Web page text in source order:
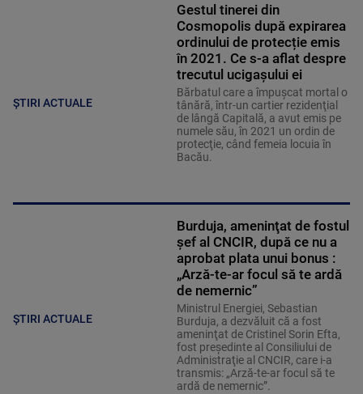
ȘTIRI ACTUALE
Gestul tinerei din
Cosmopolis după expirarea
ordinului de protecție emis
în 2021. Ce s-a aflat despre
trecutul ucigașului ei
Bărbatul care a împuşcat mortal o
tânără, într-un cartier rezidenţial
de lângă Capitală, a avut emis pe
numele său, în 2021 un ordin de
protecţie, când femeia locuia în
Bacău.
ȘTIRI ACTUALE
Burduja, ameninţat de fostul
șef al CNCIR, după ce nu a
aprobat plata unui bonus :
„Arză-te-ar focul să te ardă
de nemernic”
Ministrul Energiei, Sebastian
Burduja, a dezvăluit că a fost
ameninţat de Cristinel Sorin Efta,
fost preşedinte al Consiliului de
Administraţie al CNCIR, care i-a
transmis: „Arză-te-ar focul să te
ardă de nemernic”.